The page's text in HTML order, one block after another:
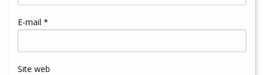
E-mail *
Site web